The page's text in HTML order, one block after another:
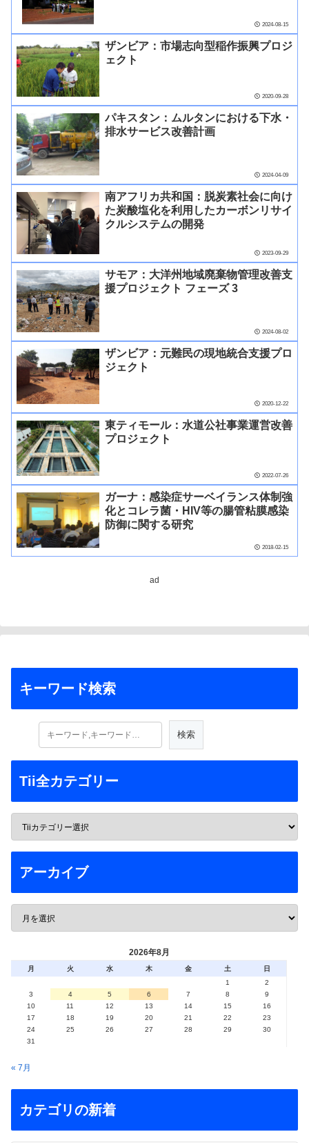
2024-08-15
ザンビア：市場志向型稲作振興プロジ
ェクト
2020-09-28
パキスタン：ムルタンにおける下水・
排水サービス改善計画
2024-04-09
南アフリカ共和国：脱炭素社会に向け
た炭酸塩化を利用したカーボンリサイ
クルシステムの開発
2023-09-29
サモア：大洋州地域廃棄物管理改善支
援プロジェクト フェーズ 3
2024-08-02
ザンビア：元難民の現地統合支援プロ
ジェクト
2020-12-22
東ティモール：水道公社事業運営改善
プロジェクト
2022-07-26
ガーナ：感染症サーベイランス体制強
化とコレラ菌・HIV等の腸管粘膜感染
防御に関する研究
2018-02-15
ad
キーワード検索
Tii全カテゴリー
アーカイブ
2026年8月
月 火 水 木 金 土
日
1
2
3
4 5 6 7 8
9
10
11 12 13 14 15
16
17
18 19 20 21 22
23
24
25 26 27 28 29
30
31
« 7月
カテゴリの新着